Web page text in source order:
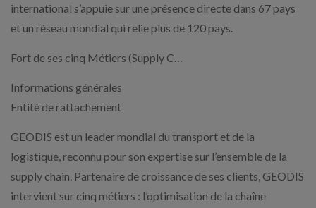
international s’appuie sur une présence directe dans 67 pays
et un réseau mondial qui relie plus de 120 pays.
Fort de ses cinq Métiers (Supply C…
Informations générales
Entité de rattachement
GEODIS est un leader mondial du transport et de la
logistique, reconnu pour son expertise sur l’ensemble de la
supply chain. Partenaire de croissance de ses clients, GEODIS
intervient sur cinq métiers : l’optimisation de la chaîne